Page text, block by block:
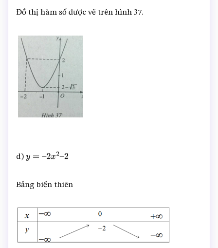
Đồ thị hàm số được vẽ trên hình 37.
d) y =– x2–
Bảng biến thiên